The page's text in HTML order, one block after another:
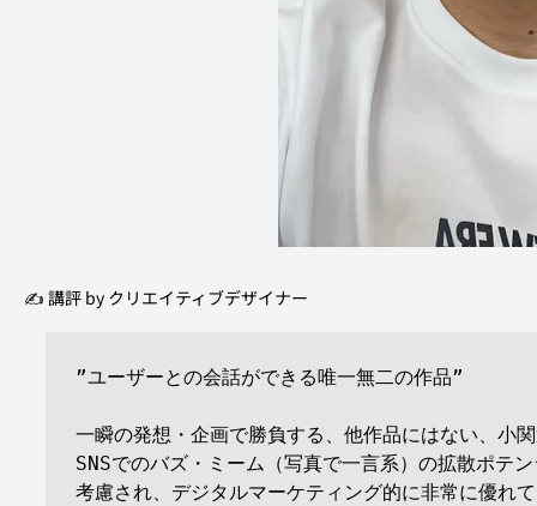
✍️ 講評 by クリエイティブデザイナー
”ユーザーとの会話ができる唯一無二の作品”
一瞬の発想・企画で勝負する、他作品にはない、小
SNSでのバズ・ミーム（写真で一言系）の拡散ポテ
考慮され、デジタルマーケティング的に非常に優れ